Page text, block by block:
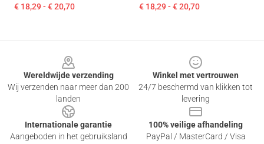
€ 18,29 - € 20,70 € 18,29 - € 20,70
Wereldwijde verzending
Wij verzenden naar meer dan 200
landen
Winkel met vertrouwen
24/7 beschermd van klikken tot
levering
Internationale garantie
Aangeboden in het gebruiksland
100% veilige afhandeling
PayPal / MasterCard / Visa